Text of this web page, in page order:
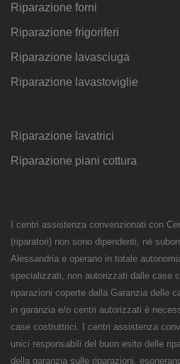
Riparazione forni
Riparazione frigoriferi
Riparazione lavasciuga
Riparazione lavastoviglie
Riparazione lavatrici
Riparazione piani cottura
I centri assistenza convenzionati con
(riparatori) non sono dipendenti, né
Alessandria e operano in totale
specializzati, non autorizzati dalle case
riparazioni coperte dalla Garanzia delle
in garanzia e/o centri autorizzati è
case costruttrici. I centri assistenza
unici responsabili del buon esito delle
della garanzia sulle riparazioni,